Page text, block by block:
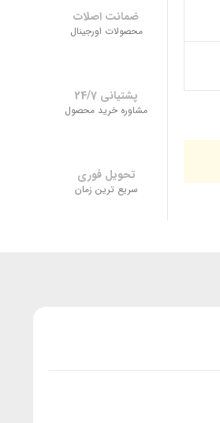
ضمانت اصلات
محصولات اورجینال
پشتیانی 24/7
مشاوره خرید محصول
تحویل فوری
سریع ترین زمان